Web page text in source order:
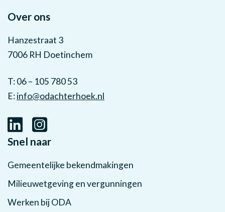
Over ons
Hanzestraat 3
7006 RH Doetinchem
T: 06 – 105 780 53
E:info@odachterhoek.nl
Snel naar
Gemeentelijke bekendmakingen
Milieuwetgeving en vergunningen
Werken bij ODA